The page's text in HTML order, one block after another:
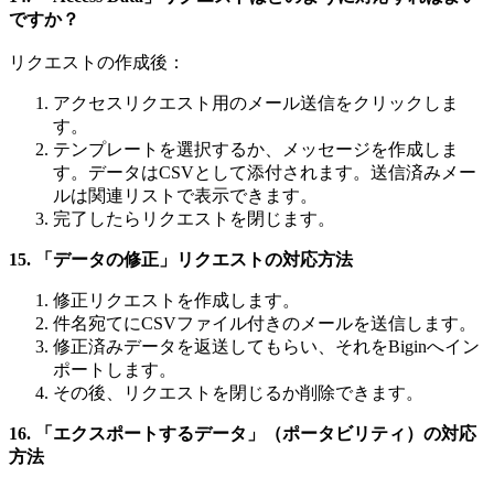
ですか？
リクエストの作成後：
アクセスリクエスト用のメール送信をクリックしま
す。
テンプレートを選択するか、メッセージを作成しま
す。データはCSVとして添付されます。送信済みメー
ルは関連リストで表示できます。
完了したらリクエストを閉じます。
15. 「データの修正」リクエストの対応方法
修正リクエストを作成します。
件名宛てにCSVファイル付きのメールを送信します。
修正済みデータを返送してもらい、それをBiginへイン
ポートします。
その後、リクエストを閉じるか削除できます。
16. 「エクスポートするデータ」（ポータビリティ）の対応
方法